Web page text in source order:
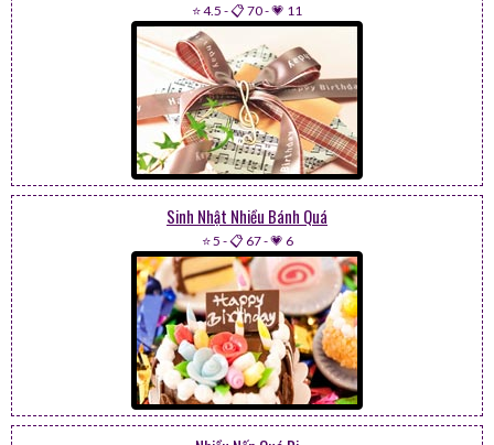
⭐ 4.5 -📋 70-💗 11
Sinh Nhật Nhiều Bánh Quá
⭐ 5 -📋 67-💗 6